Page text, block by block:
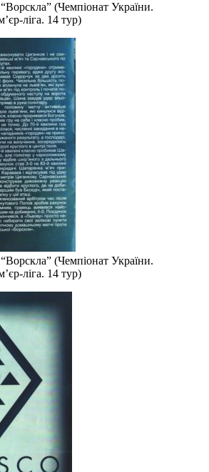
(Чемпіонат України.
ліга. 14 тур)
(Чемпіонат України.
ліга. 14 тур)